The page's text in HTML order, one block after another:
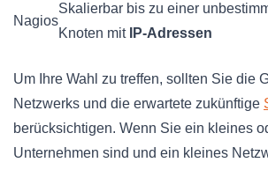
Nagios
Skalierbar bis zu einer
Knoten mit IP-Adressen
Um Ihre Wahl zu treffen, sollten Sie die
Netzwerks und die erwartete zukünftige
berücksichtigen. Wenn Sie ein kleines
Unternehmen sind und ein kleines